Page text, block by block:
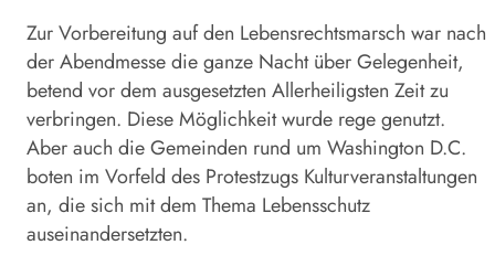
Zur Vorbereitung auf den Lebensrechtsmarsch war nach
der Abendmesse die ganze Nacht über Gelegenheit,
betend vor dem ausgesetzten Allerheiligsten Zeit zu
verbringen. Diese Möglichkeit wurde rege genutzt.
Aber auch die Gemeinden rund um Washington D.C.
boten im Vorfeld des Protestzugs Kulturveranstaltungen
an, die sich mit dem Thema Lebensschutz
auseinandersetzten.